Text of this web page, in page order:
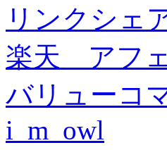
リンクシェ
楽天 アフ
バリューコ
i_m_owl